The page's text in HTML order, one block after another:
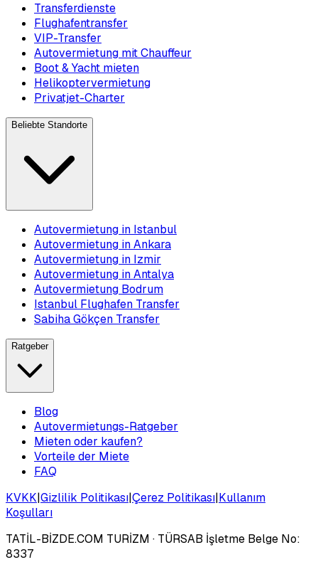
Transferdienste
Flughafentransfer
VIP-Transfer
Autovermietung mit Chauffeur
Boot & Yacht mieten
Helikoptervermietung
Privatjet-Charter
Beliebte Standorte
Autovermietung in Istanbul
Autovermietung in Ankara
Autovermietung in Izmir
Autovermietung in Antalya
Autovermietung Bodrum
Istanbul Flughafen Transfer
Sabiha Gökçen Transfer
Ratgeber
Blog
Autovermietungs-Ratgeber
Mieten oder kaufen?
Vorteile der Miete
FAQ
KVKK|Gizlilik Politikası|Çerez Politikası|Kullanım
Koşulları
TATİL-BİZDE.COM TURİZM · TÜRSAB İşletme Belge No:
8337